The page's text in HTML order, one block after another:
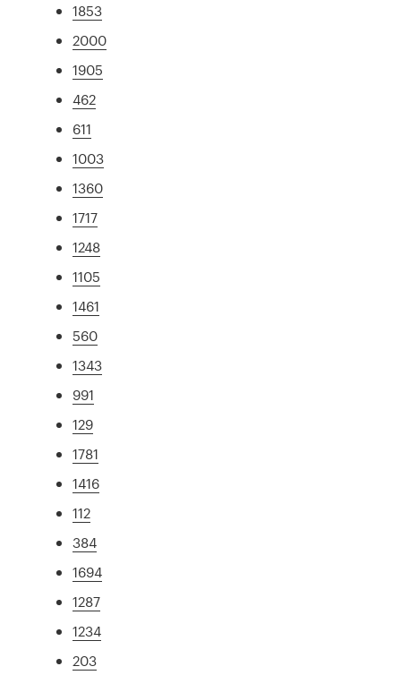
1853
2000
1905
462
611
1003
1360
1717
1248
1105
1461
560
1343
991
129
1781
1416
112
384
1694
1287
1234
203